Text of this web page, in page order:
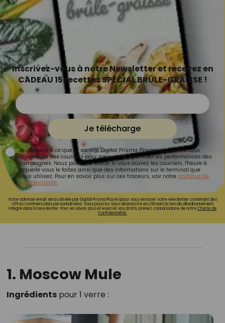
Inscrivez-vous à notre Newsletter et recevez en
CADEAU 15 recettes SPÉCIAL BRÛLE-GRAISSE !
Je télécharge
Je consens à ce que la société Digital Prisma Players analyse le taux
d'ouverture des courriels pour mesurer et optimiser les performances des
campagnes. Nous pourrons savoir si vous ouvrez les courriels, l'heure à
laquelle vous le faites ainsi que des informations sur le terminal que
vous utilisez. Pour en savoir plus sur ces traceurs, voir notre politique de
confidentialité.
Votre adresse email sera utilisée par Digital Prisma Playerspour vous envoyer votre newsletter contenant des
offres commerciales personnalisées. Vous pourrez vous désinscrire en utilisant le lien de désabonnement
intégré dans la newsletter. Pour en savoir plus et exercer vos droits, prenez connaissance de notreCharte de
Confidentialité.
1. Moscow Mule
Ingrédientspour 1 verre :